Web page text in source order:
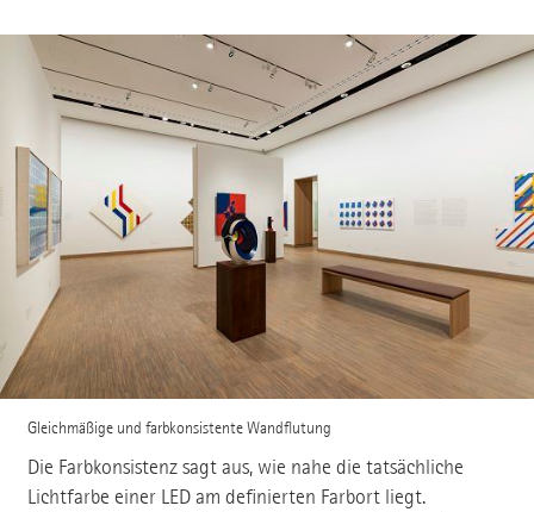
Gleichmäßige und farbkonsistente Wandflutung
Die Farbkonsistenz sagt aus, wie nahe die tatsächliche
Lichtfarbe einer LED am definierten Farbort liegt.